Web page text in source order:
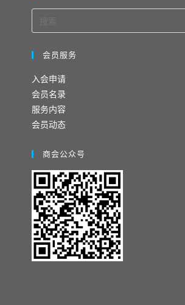
会员服务
入会申请
会员名录
服务内容
会员动态
商会公众号